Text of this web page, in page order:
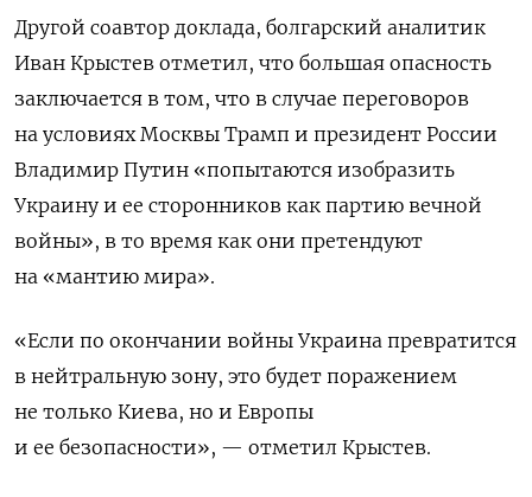
Другой соавтор доклада, болгарский аналитик
Иван Крыстев отметил, что большая опасность
заключается в том, что в случае переговоров
на условиях Москвы Трамп и президент России
Владимир Путин «попытаются изобразить
Украину и ее сторонников как партию вечной
войны», в то время как они претендуют
на «мантию мира».
«Если по окончании войны Украина превратится
в нейтральную зону, это будет поражением
не только Киева, но и Европы
и ее безопасности», — отметил Крыстев.